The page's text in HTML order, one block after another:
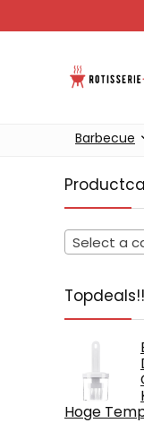
Barbecue
Select a
Topdeals!!
Hoge